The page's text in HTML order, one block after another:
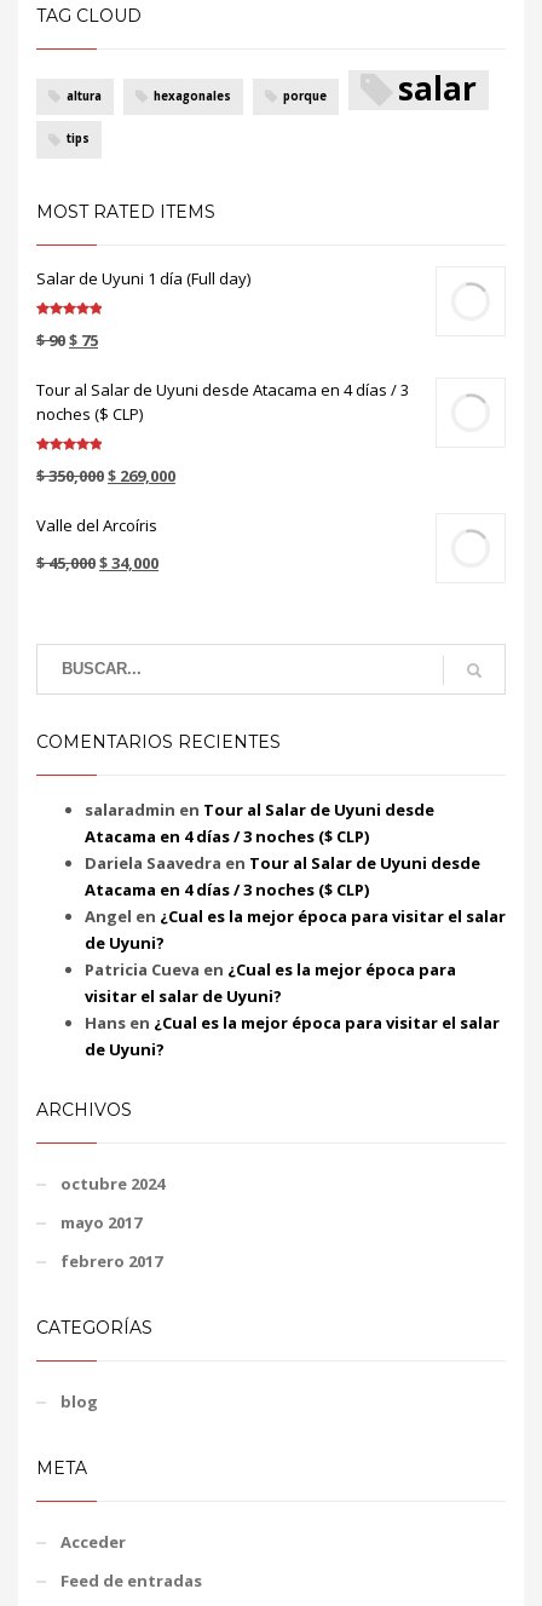
TAG CLOUD
altura hexagonales porque salar
tips
MOST RATED ITEMS
Salar de Uyuni 1 día (Full day)
5.00de 5
$90$ 75
Tour al Salar de Uyuni desde Atacama en 4 días / 3
noches ($ CLP)
5.00de 5
$350,000$ 269,000
Valle del Arcoíris
$45,000$34,000
COMENTARIOS RECIENTES
salaradmin en Tour al Salar de Uyuni desde
Atacama en 4 días / 3 noches ($ CLP)
Dariela Saavedra en Tour al Salar de Uyuni desde
Atacama en 4 días / 3 noches ($ CLP)
Angel en ¿Cual es la mejor época para visitar el salar
de Uyuni?
Patricia Cueva en ¿Cual es la mejor época para
visitar el salar de Uyuni?
Hans en ¿Cual es la mejor época para visitar el salar
de Uyuni?
ARCHIVOS
octubre 2024
mayo 2017
febrero 2017
CATEGORÍAS
blog
META
Acceder
Feed de entradas